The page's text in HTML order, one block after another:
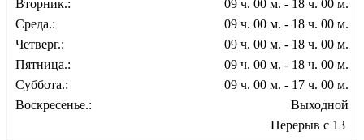
Вторник.:
09 ч. 00 м. - 18 ч. 00 м.
Среда.:
09 ч. 00 м. - 18 ч. 00 м.
Четверг.:
09 ч. 00 м. - 18 ч. 00 м.
Пятница.:
09 ч. 00 м. - 18 ч. 00 м.
Суббота.:
09 ч. 00 м. - 17 ч. 00 м.
Воскресенье.:
Выходной
Перерыв с 13